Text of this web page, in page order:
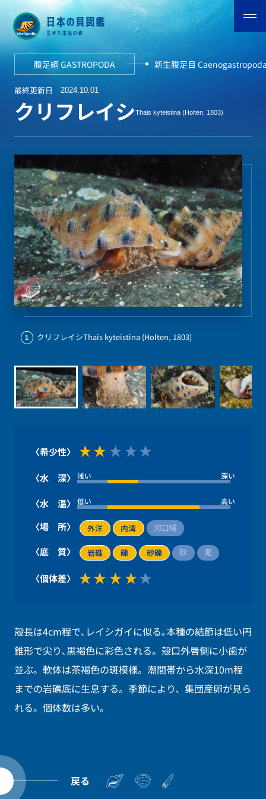
腹足綱 GASTROPODA 新生腹足目
最終更新日 2024.10.01
クリフレイシThais kyteistina (Holten, 1803)
〈希少性〉
〈水 深〉 浅い 深い
〈水 温〉 低い 高い
〈場 所〉 外洋 内湾 河口域
〈底 質〉 岩礁 礫 砂礫 砂 泥
〈個体差〉
1 クリフレイシThais kyteistina (Holten, 1803)
殻長は4cm程で､レイシガイに似る｡本種の結節は低い円
錐形で尖り､黒褐色に彩色される。殻口外唇側に小歯が
並ぶ。軟体は茶褐色の斑模様。潮間帯から水深10m程
までの岩礁底に生息する。季節により、集団産卵が見ら
れる。個体数は多い。
戻る